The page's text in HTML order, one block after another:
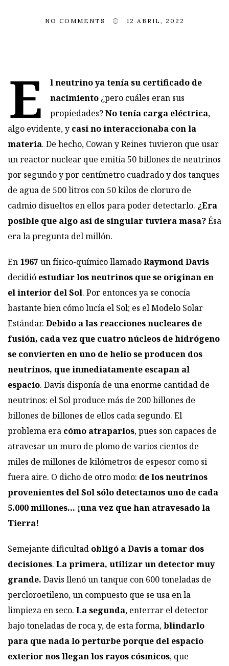
NO COMMENTS 12 ABRIL, 2022
E lneutrinoya tenía su certificado de
nacimiento ¿pero cuáles eran sus
propiedades?No tenía carga eléctrica,
algo evidente, y casi no interaccionaba con la
materia. De hecho, Cowan y Reines tuvieron que usar
unreactor nuclear que emitía 50 billones de neutrinos
por segundo y por centímetro cuadrado y dos tanques
de agua de 500 litros con 50 kilos de cloruro de
cadmio disueltos en ellos para poder detectarlo. ¿Era
posible que algo así de singular tuviera masa?Ésa
era la pregunta del millón.
En 1967 un físico-químico llamadoRaymond Davis
decidió estudiar los neutrinos que se originan en
el interior del Sol. Por entonces ya se conocía
bastante bien cómo lucía el Sol; es el Modelo Solar
Estándar. Debido a las reacciones nucleares de
fusión, cada vez que cuatro núcleos dehidrógeno
se convierten en uno de helio se producen dos
neutrinos, que inmediatamente escapan al
espacio. Davis disponía de una enorme cantidad de
neutrinos: el Sol produce más de 200 billones de
billones de billones de ellos cada segundo. El
problema era cómo atraparlos, pues son capaces de
atravesar un muro de plomo de varios cientos de
miles de millones de kilómetros de espesor como si
fuera aire. O dicho de otro modo: de los neutrinos
provenientes del Sol sólo detectamos uno de cada
5.000 millones… ¡una vez que han atravesado la
Tierra!
Semejante dificultad obligó a Davis a tomar dos
decisiones. La primera, utilizar un detector muy
grande. Davis llenó un tanque con 600 toneladas de
percloroetileno, un compuesto que se usa en la
limpieza en seco. La segunda, enterrar el detector
bajo toneladas de roca y, de esta forma,blindarlo
para que nada lo perturbe porque del espacio
exterior nos llegan los rayos cósmicos, que